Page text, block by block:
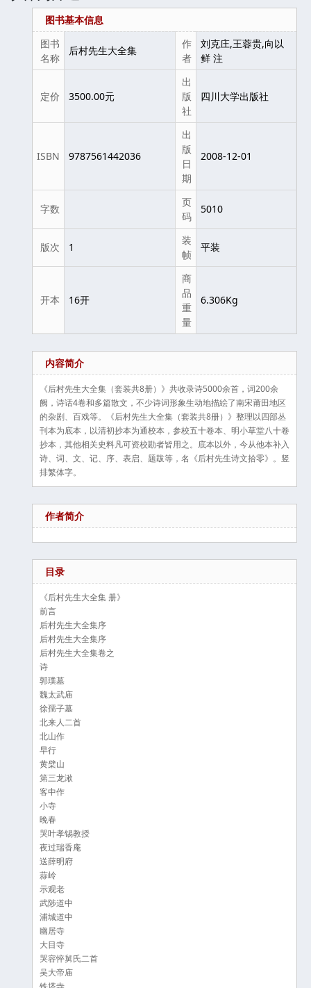
图书基本信息
图书
名称
后村先生大全集
作
者
刘克庄,王蓉贵,向以
鲜 注
定价 3500.00元
出
版
社
四川大学出版社
ISBN 9787561442036
出
版
日
期
2008-12-01
字数
页
码
5010
版次 1
装
帧
平装
开本 16开
商
品
重
量
6.306Kg
内容简介
《后村先生大全集（套装共8册）》共收录诗5000余首，词200余
阙，诗话4卷和多篇散文，不少诗词形象生动地描絵了南宋莆田地区
的杂剧、百戏等。《后村先生大全集（套装共8册）》整理以四部丛
刊本为底本，以清初抄本为通校本，参校五十卷本、明小草堂八十卷
抄本，其他相关史料凡可资校勘者皆用之。底本以外，今从他本补入
诗、词、文、记、序、表启、题跋等，名《后村先生诗文拾零》。竖
排繁体字。
作者简介
目录
《后村先生大全集 册》
前言
后村先生大全集序
后村先生大全集序
后村先生大全集卷之
诗
郭璞墓
魏太武庙
徐孺子墓
北来人二首
北山作
早行
黄檗山
第三龙湫
客中作
小寺
晚春
哭叶孝锡教授
夜过瑞香庵
送薛明府
蒜岭
示观老
武陟道中
浦城道中
幽居寺
大目寺
哭容悴舅氏二首
吴大帝庙